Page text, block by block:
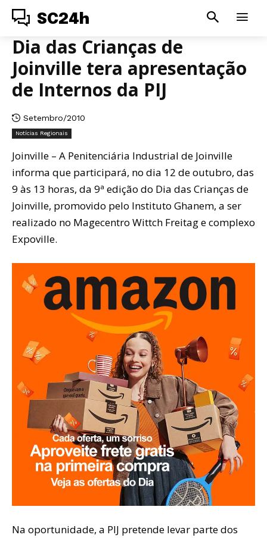
SC24h
Dia das Crianças de
Joinville tera apresentação
de Internos da PIJ
Setembro/2010
Notícias Regionais
Joinville – A Penitenciária Industrial de Joinville
informa que participará, no dia 12 de outubro, das
9 às 13 horas, da 9ª edição do Dia das Crianças de
Joinville, promovido pelo Instituto Ghanem, a ser
realizado no Magecentro Wittch Freitag e complexo
Expoville.
Na oportunidade, a PIJ pretende levar parte dos